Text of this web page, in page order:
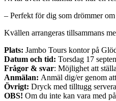
– Perfekt för dig som drömmer
Kvällen arrangeras tillsammans
Plats: Jambo Tours kontor på
Datum och tid: Torsdag 17
Frågor & svar: Möjlighet att
Anmälan: Anmäl dig/er genom
Övrigt: Dryck med tilltugg
OBS! Om du inte kan vara med